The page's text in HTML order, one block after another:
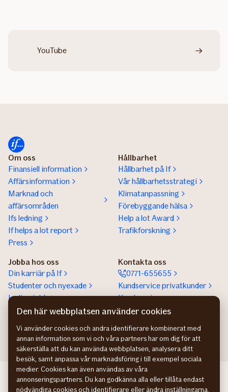
YouTube
Om oss
Finansiell information
Affärsinformation
Marknad och
affärsområden
Ifs ledning
If helps a lot report
Press
Hållbarhet
Hållbarhet på If
Vår hållbarhetsstrategi
Klimatanpassning
Förebyggande hälsa
Help a lot Award
Trafikforskning
Jobba hos oss
Din karriär på If
Studenter och nyexade
Lediga jobb
Kontakta oss
0771-655655
Kundservice privatkunder
Kundservice
företagskunder
If Skadeforsikring NO
If Skadeforsikring DK
Den här webbplatsen använder cookies
Vi använder cookies och andra identifierare kombinerat med
annan information som vi och våra partners har om dig för att
säkerställa att du kan använda webbplatsen, analysera ditt
besök, samt anpassa vår marknadsföring i till exempel sociala
medier. Cookies kan även användas av våra
annonseringspartners. Du kan godkänna alla eller tillåta endast
nödvändiga cookies och identifierare eller ändra inställningarna.